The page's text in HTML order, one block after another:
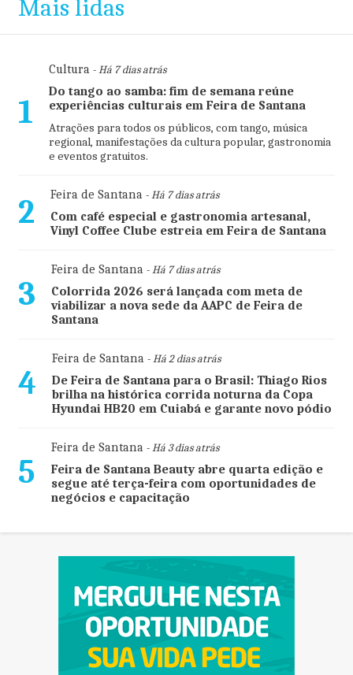
Mais lidas
1
Cultura- Há 7 dias atrás
Do tango ao samba: fim de semana reúne
experiências culturais em Feira de Santana
Atrações para todos os públicos, com tango, música
regional, manifestações da cultura popular, gastronomia
e eventos gratuitos.
2 Feira de Santana- Há 7 dias atrás
Com café especial e gastronomia artesanal,
Vinyl Coffee Clube estreia em Feira de Santana
3
Feira de Santana- Há 7 dias atrás
Colorrida 2026 será lançada com meta de
viabilizar a nova sede da AAPC de Feira de
Santana
4
Feira de Santana- Há 2 dias atrás
De Feira de Santana para o Brasil: Thiago Rios
brilha na histórica corrida noturna da Copa
Hyundai HB20 em Cuiabá e garante novo pódio
5
Feira de Santana- Há 3 dias atrás
Feira de Santana Beauty abre quarta edição e
segue até terça-feira com oportunidades de
negócios e capacitação